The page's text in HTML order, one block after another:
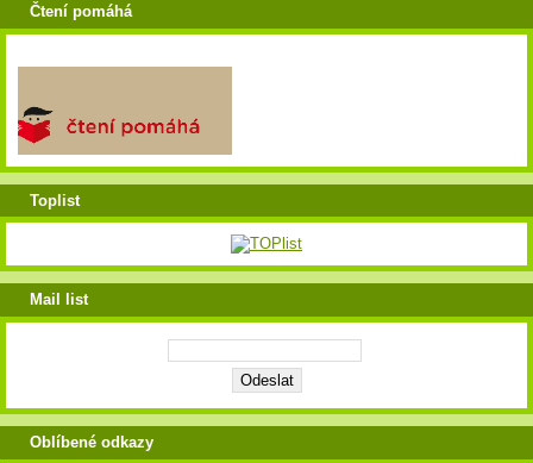
Čtení pomáhá
Toplist
Mail list
Oblíbené odkazy